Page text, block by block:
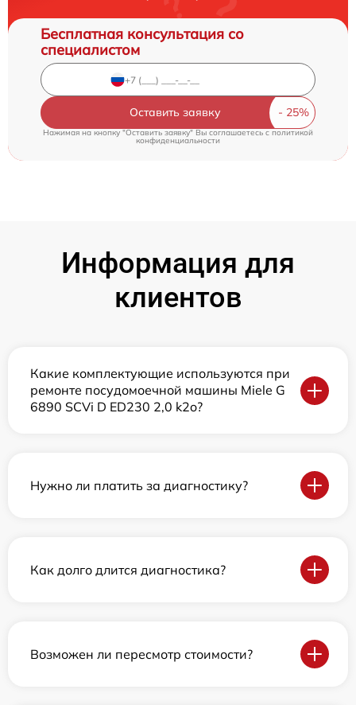
Бесплатная консультация со
специалистом
Оставить заявку
Нажимая на кнопку "Оставить заявку" Вы соглашаетесь cполитикой
конфиденциальности
Информация для
клиентов
Какие комплектующие используются при
ремонте посудомоечной машины Miele G
6890 SCVi D ED230 2,0 k2o?
Нужно ли платить за диагностику?
Как долго длится диагностика?
Возможен ли пересмотр стоимости?